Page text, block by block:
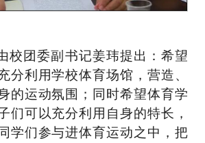
校团委副书记姜玮提出：希望
分利用学校体育场馆，营造、
的运动氛围；同时希望体育学
们可以充分利用自身的特长，
学们参与进体育运动之中，把